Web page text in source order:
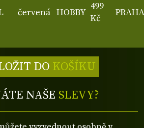
červená HOBBY
499
Kč
PRAHA
NAŠE SLEVY?
DO KOŠÍKU